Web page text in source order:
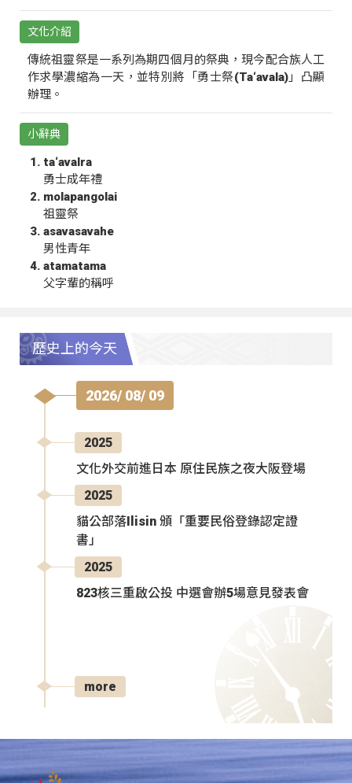
文化介紹
傳統祖靈祭是一系列為期四個月的祭典，現今配合族人工
作求學濃縮為一天，並特別將「勇士祭(Ta‘avala)」凸顯
辦理。
小辭典
ta‘avalra
勇士成年禮
molapangolai
祖靈祭
asavasavahe
男性青年
atamatama
父字輩的稱呼
歷史上的今天
2026/ 08/ 09
2025
文化外交前進日本 原住民族之夜大阪登場
2025
貓公部落Ilisin 頒「重要民俗登錄認定證
書」
2025
823核三重啟公投 中選會辦5場意見發表會
more